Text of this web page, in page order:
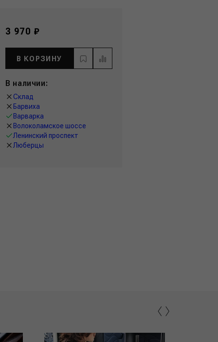
3 970 ₽
В КОРЗИНУ
В наличии:
Склад
Барвиха
Варварка
Волоколамское шоссе
Ленинский проспект
Люберцы
‹›